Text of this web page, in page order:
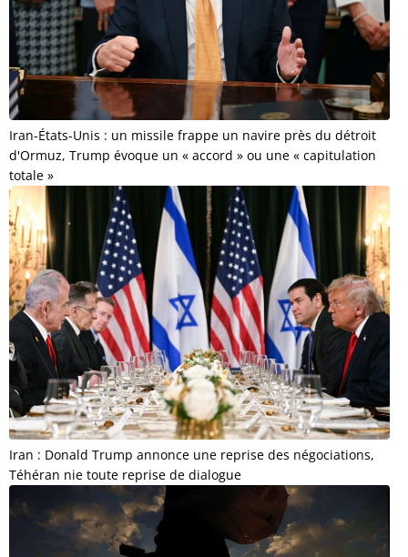
Iran-États-Unis : un missile frappe un navire près du détroit
d'Ormuz, Trump évoque un « accord » ou une « capitulation
totale »
Iran : Donald Trump annonce une reprise des négociations,
Téhéran nie toute reprise de dialogue